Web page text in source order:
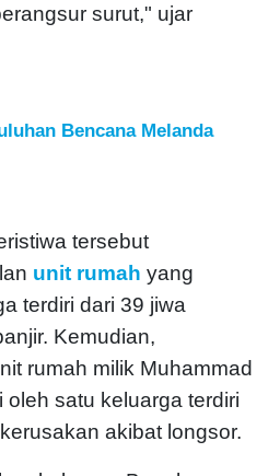
surut," ujar
Bencana Melanda
tersebut
unit rumah yang
terdiri dari 39 jiwa
Kemudian,
rumah milik Muhammad
satu keluarga terdiri
akibat longsor.